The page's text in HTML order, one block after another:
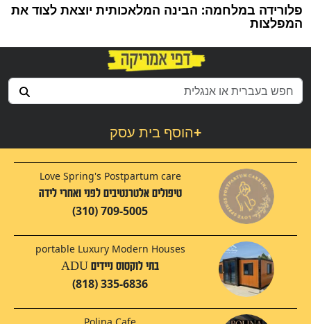
פלורידה במלחמה: הבינה המלאכותית יוצאת לצוד את
המפלצות
הוסף בית עסק+
Love Spring's Postpartum care
טיפולים אלטרנטיבים לפני ואחרי לידה
(310) 709-5005
portable Luxury Modern Houses
בתי לוקסוס ניידים ADU
(818) 335-6836
Polina Cafe